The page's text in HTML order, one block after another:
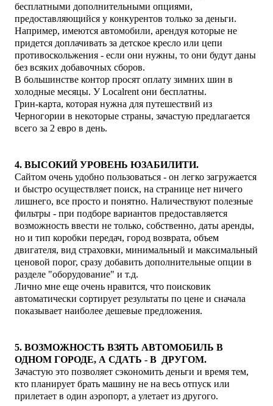
бесплатными дополнительными опциями,
предоставляющийся у конкурентов только за деньги.
Например, имеются автомобили, арендуя которые не
придется доплачивать за детское кресло или цепи
противоскольжения - если они нужны, то они будут даны
без всяких добавочных сборов.
В большинстве контор просят оплату зимних шин в
холодные месяцы. УLocalrent они бесплатны.
Грин-карта, которая нужна для путешествий из
Черногории в некоторые страны, зачастую предлагается
всего за 2 евро в день.
4. ВЫСОКИЙ УРОВЕНЬ ЮЗАБИЛИТИ.
Сайтом очень удобно пользоваться - он легко загружается
и быстро осуществляет поиск, на странице нет ничего
лишнего, все просто и понятно. Наличествуют полезные
фильтры - при подборе вариантов предоставляется
возможность ввести не только, собственно, даты аренды,
но и тип коробки передач, город возврата, объем
двигателя, вид страховки, минимальный и максимальный
ценовой порог, сразу добавить дополнительные опции в
разделе "оборудование" и т.д.
Лично мне еще очень нравится, что поисковик
автоматически сортирует результаты по цене и сначала
показывает наиболее дешевые предложения.
5. ВОЗМОЖНОСТЬ ВЗЯТЬ АВТОМОБИЛЬ В
ОДНОМ ГОРОДЕ, А СДАТЬ - В ДРУГОМ.
Зачастую это позволяет сэкономить деньги и время тем,
кто планирует брать машину не на весь отпуск или
прилетает в один аэропорт, а улетает из другого.